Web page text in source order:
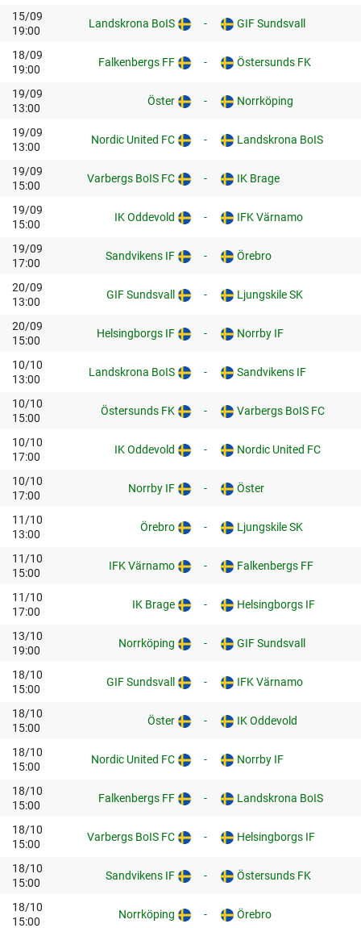
15/09
19:00
Landskrona BoIS - GIF Sundsvall
18/09
19:00
Falkenbergs FF - Östersunds FK
19/09
13:00
Öster - Norrköping
19/09
13:00
Nordic United FC - Landskrona BoIS
19/09
15:00
Varbergs BoIS FC - IK Brage
19/09
15:00
IK Oddevold - IFK Värnamo
19/09
17:00
Sandvikens IF - Örebro
20/09
13:00
GIF Sundsvall - Ljungskile SK
20/09
15:00
Helsingborgs IF - Norrby IF
10/10
13:00
Landskrona BoIS - Sandvikens IF
10/10
15:00
Östersunds FK - Varbergs BoIS FC
10/10
17:00
IK Oddevold - Nordic United FC
10/10
17:00
Norrby IF - Öster
11/10
13:00
Örebro - Ljungskile SK
11/10
15:00
IFK Värnamo - Falkenbergs FF
11/10
17:00
IK Brage - Helsingborgs IF
13/10
19:00
Norrköping - GIF Sundsvall
18/10
15:00
GIF Sundsvall - IFK Värnamo
18/10
15:00
Öster - IK Oddevold
18/10
15:00
Nordic United FC - Norrby IF
18/10
15:00
Falkenbergs FF - Landskrona BoIS
18/10
15:00
Varbergs BoIS FC - Helsingborgs IF
18/10
15:00
Sandvikens IF - Östersunds FK
18/10
15:00
Norrköping - Örebro